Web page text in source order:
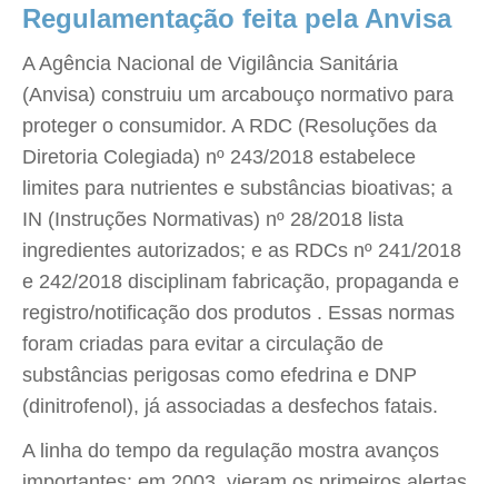
Regulamentação feita pela Anvisa
A Agência Nacional de Vigilância Sanitária
(Anvisa) construiu um arcabouço normativo para
proteger o consumidor. A RDC (Resoluções da
Diretoria Colegiada) nº 243/2018 estabelece
limites para nutrientes e substâncias bioativas; a
IN (Instruções Normativas) nº 28/2018 lista
ingredientes autorizados; e as RDCs nº 241/2018
e 242/2018 disciplinam fabricação, propaganda e
registro/notificação dos produtos . Essas normas
foram criadas para evitar a circulação de
substâncias perigosas como efedrina e DNP
(dinitrofenol), já associadas a desfechos fatais.
A linha do tempo da regulação mostra avanços